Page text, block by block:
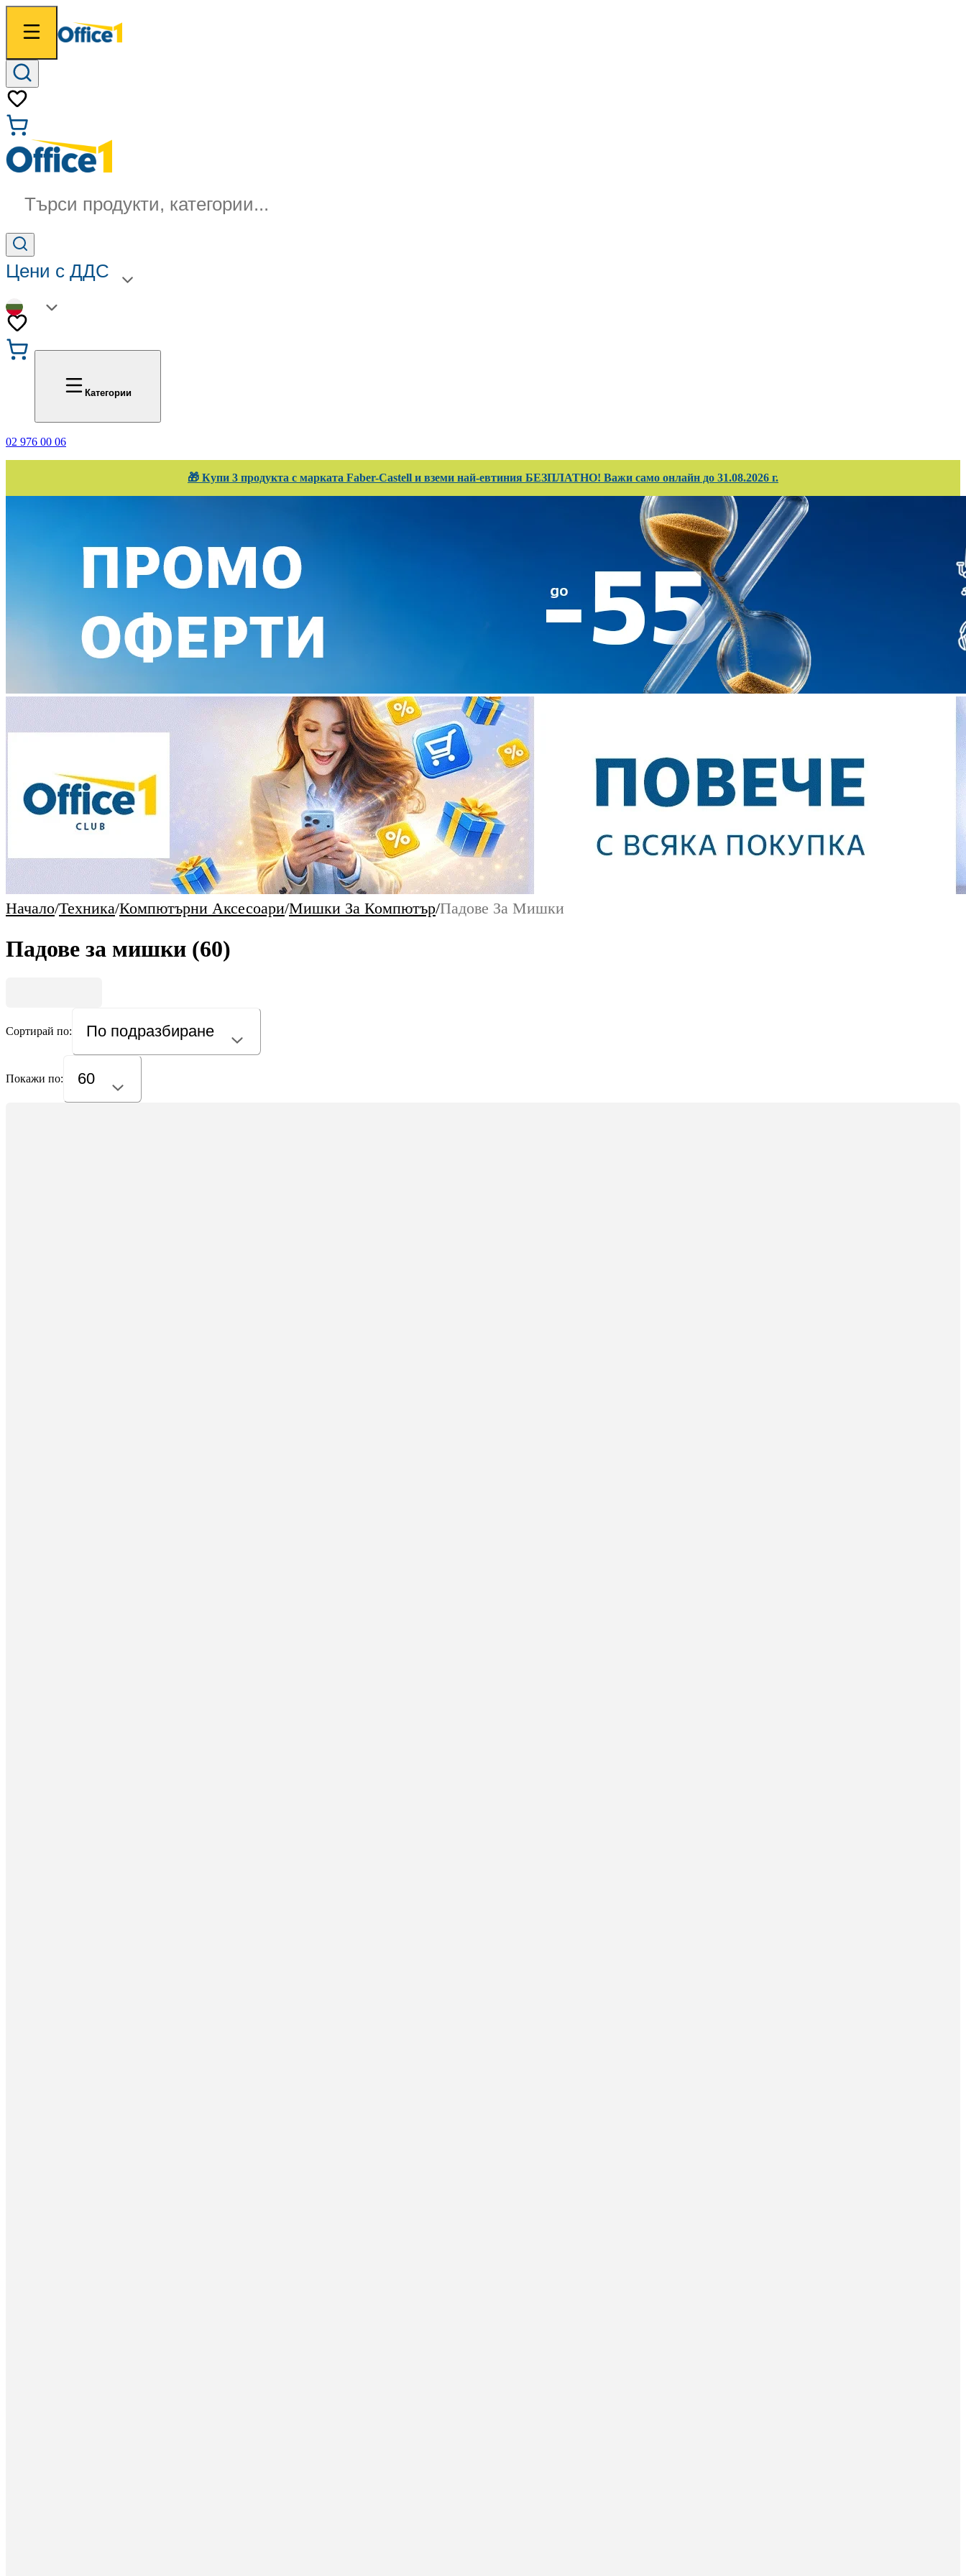
Търси продукти, категории...
Цени с ДДС
BG
Категории
02 976 00 06
🎁 Купи 3 продукта с марката Faber-Castell и вземи най-евтиния БЕЗПЛАТНО! Важи само онлайн до 31.08.2026 г.
Начало/Техника/Компютърни Аксесоари/Мишки За Компютър/Падове За Мишки
Падове за мишки (60)
Сортирай по: По подразбиране
Покажи по: 60